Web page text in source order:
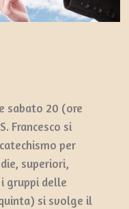
sabato 20 (ore
Francesco si
per
superiori,
gruppi delle
si svolge il